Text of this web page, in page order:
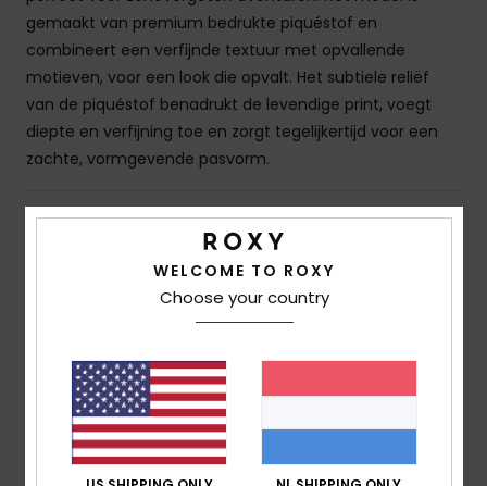
gemaakt van premium bedrukte piquéstof en
combineert een verfijnde textuur met opvallende
motieven, voor een look die opvalt. Het subtiele reliëf
van de piquéstof benadrukt de levendige print, voegt
diepte en verfijning toe en zorgt tegelijkertijd voor een
zachte, vormgevende pasvorm.
Details & functies
Bezorging en Retour
Reviews van klanten
Gemiddelde score
WELCOME TO ROXY
Choose your country